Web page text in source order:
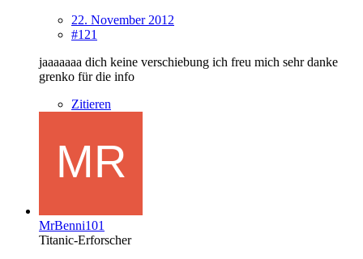
22. November 2012
#121
jaaaaaaa dich keine verschiebung ich freu mich sehr danke
grenko für die info
Zitieren
MrBenni101
Titanic-Erforscher